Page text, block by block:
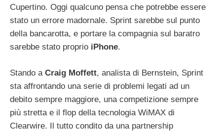
Cupertino. Oggi qualcuno pensa che potrebbe essere
stato un errore madornale. Sprint sarebbe sul punto
della bancarotta, e portare la compagnia sul baratro
sarebbe stato proprio iPhone.
Stando a Craig Moffett, analista di Bernstein, Sprint
sta affrontando una serie di problemi legati ad un
debito sempre maggiore, una competizione sempre
più stretta e il flop della tecnologia WiMAX di
Clearwire. Il tutto condito da una partnership